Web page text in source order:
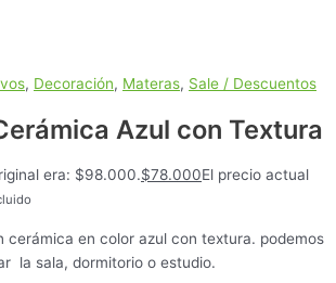
, Decoración, Materas, Sale / Descuentos
Azul con Textura
era: $98.000.$78.000El precio actual
cerámica en color azul con textura. podemos
la sala, dormitorio o estudio.